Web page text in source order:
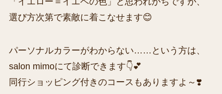
選び方次第で素敵に着こなせます😊
パーソナルカラーがわからない……という方は、
salon mimoにて診断できます👇💕
同行ショッピング付きのコースもありますよ～❣️